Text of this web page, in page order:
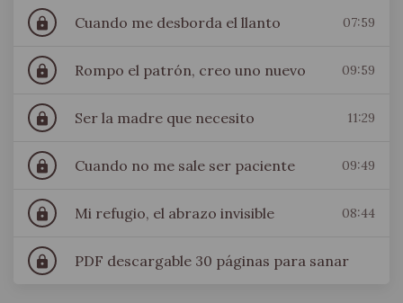
lock Cuando me desborda el llanto 07:59
lock Rompo el patrón, creo uno nuevo 09:59
lock Ser la madre que necesito 11:29
lock Cuando no me sale ser paciente 09:49
lock Mi refugio, el abrazo invisible 08:44
lock PDF descargable 30 páginas para sanar